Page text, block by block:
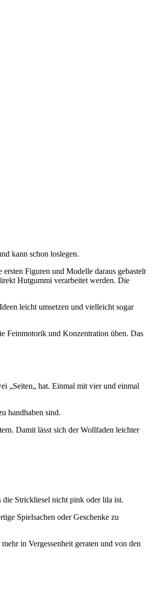
kann schon loslegen.
Figuren und Modelle daraus gebastelt
Hutgummi verarbeitet werden. Die
leicht umsetzen und vielleicht sogar
Feinmotorik und Konzentration üben. Das
„Seiten„ hat. Einmal mit vier und einmal
handhaben sind.
Damit lässt sich der Wollfaden leichter
die Strickliesel nicht pink oder lila ist.
Spielsachen oder Geschenke zu
in Vergessenheit geraten und von den